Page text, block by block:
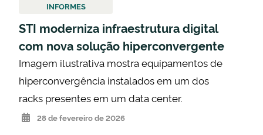
INFORMES
STI moderniza infraestrutura digital
com nova solução hiperconvergente
Imagem ilustrativa mostra equipamentos de
hiperconvergência instalados em um dos
racks presentes em um data center.
28 de fevereiro de 2026